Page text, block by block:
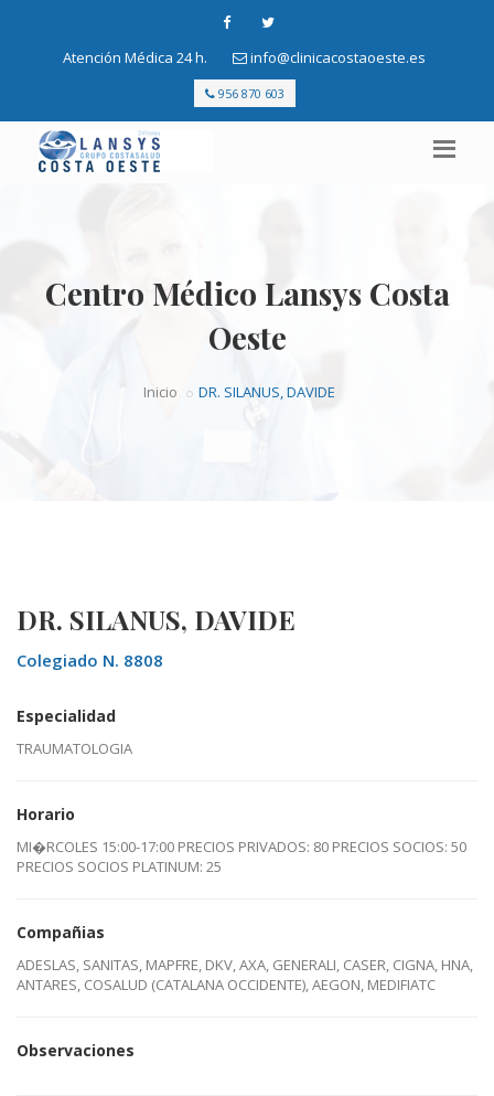
Atención Médica 24 h. info@clinicacostaoeste.es
956 870 603
Centro Médico Lansys Costa
Oeste
Inicio DR. SILANUS, DAVIDE
DR. SILANUS, DAVIDE
Colegiado N. 8808
Especialidad
TRAUMATOLOGIA
Horario
MI�RCOLES 15:00-17:00 PRECIOS PRIVADOS: 80 PRECIOS SOCIOS: 50
PRECIOS SOCIOS PLATINUM: 25
Compañias
ADESLAS, SANITAS, MAPFRE, DKV, AXA, GENERALI, CASER, CIGNA, HNA,
ANTARES, COSALUD (CATALANA OCCIDENTE), AEGON, MEDIFIATC
Observaciones